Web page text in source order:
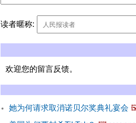
读者暱称:
欢迎您的留言反馈。
她为何请求取消诺贝尔奖典礼宴会